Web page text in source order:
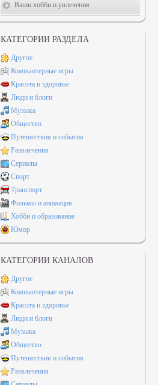
Ваши хобби и увлечения
КАТЕГОРИИ РАЗДЕЛА
Другое
Компьютерные игры
Красота и здоровье
Люди и блоги
Музыка
Общество
Путешествия и события
Развлечения
Сериалы
Спорт
Транспорт
Фильмы и анимация
Хобби и образование
Юмор
КАТЕГОРИИ КАНАЛОВ
Другое
Компьютерные игры
Красота и здоровье
Люди и блоги
Музыка
Общество
Путешествия и события
Развлечения